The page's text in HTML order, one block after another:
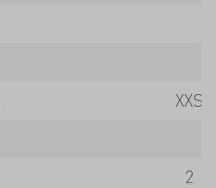
XXS
2